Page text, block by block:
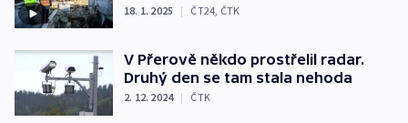
18. 1. 2025 | ČT24 ČTK
V Přerově někdo prostřelil radar.
Druhý den se tam stala nehoda
2. 12. 2024 | ČTK